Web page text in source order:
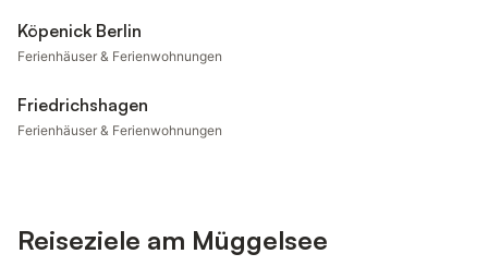
Köpenick Berlin
Ferienhäuser & Ferienwohnungen
Friedrichshagen
Ferienhäuser & Ferienwohnungen
Reiseziele am Müggelsee